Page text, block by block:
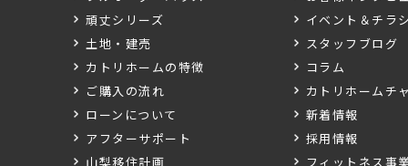
頑丈シリーズ
土地・建売
カトリホームの特徴
ご購入の流れ
ローンについて
アフターサポート
山梨移住計画
イベント＆チラ
スタッフブログ
コラム
カトリホームチ
新着情報
採用情報
フィットネス事